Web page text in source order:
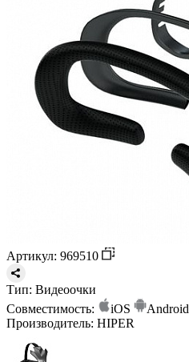
Артикул: 969510
Тип: Видеоочки
Совместимость:
iOS
Android
Производитель: HIPER